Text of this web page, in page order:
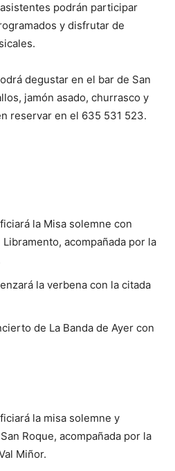
podrán participar
y disfrutar de
degustar en el bar de San
jamón asado, churrasco y
reservar en el 635 531 523.
la Misa solemne con
acompañada por la
la verbena con la citada
de La Banda de Ayer con
la misa solemne y
Roque, acompañada por la
Miñor.